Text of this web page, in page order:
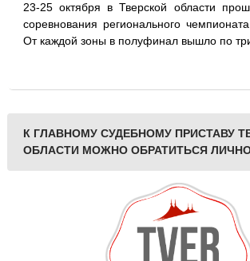
23-25 октября в Тверской области
соревнования регионального
От каждой зоны в полуфинал вышло по
К ГЛАВНОМУ СУДЕБНОМУ ПРИСТАВУ
ОБЛАСТИ МОЖНО ОБРАТИТЬСЯ